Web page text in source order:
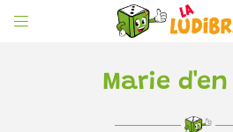

05 49 52 83 74Marie